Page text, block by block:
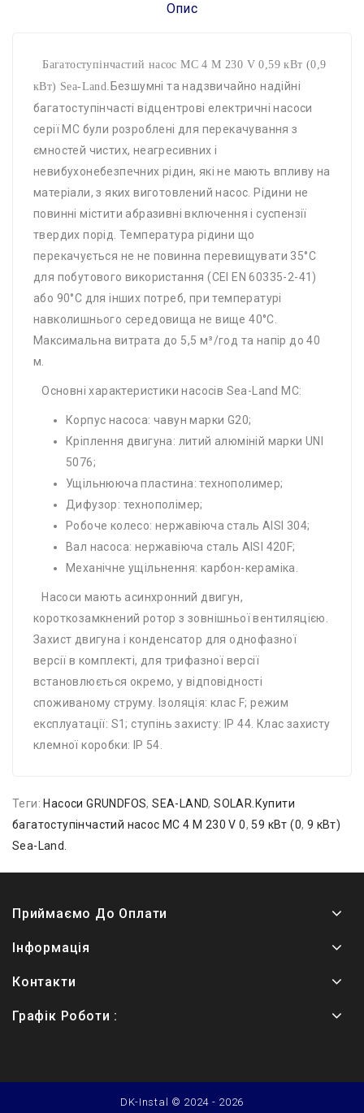
Опис
Багатоступінчастий насос MC 4 M 230 V 0,59 кВт (0,9
кВт) Sea-Land. Безшумні та надзвичайно надійні
багатоступінчасті відцентрові електричні насоси
серії MC були розроблені для перекачування з
ємностей чистих, неагресивних і
невибухонебезпечних рідин, які не мають впливу на
матеріали, з яких виготовлений насос. Рідини не
повинні містити абразивні включення і суспензії
твердих порід. Температура рідини що
перекачується не не повинна перевищувати 35°С
для побутового використання (CEI EN 60335-2-41)
або 90°С для інших потреб, при температурі
навколишнього середовища не вище 40°С.
Максимальна витрата до 5,5 м³/год та напір до 40
м.
Основні характеристики насосів Sea-Land MC:
Корпус насоса: чавун марки G20;
Кріплення двигуна: литий алюміній марки UNI
5076;
Ущільнююча пластина: технополимер;
Дифузор: технополімер;
Робоче колесо: нержавіюча сталь AISI 304;
Вал насоса: нержавіюча сталь AISI 420F;
Механічне ущільнення: карбон-кераміка.
Насоси мають асинхронний двигун,
короткозамкнений ротор з зовнішньої вентиляцією.
Захист двигуна і конденсатор для однофазної
версії в комплекті, для трифазної версії
встановлюється окремо, у відповідності
споживаному струму. Ізоляція: клас F; режим
експлуатації: S1; ступінь захисту: IP 44. Клас захисту
клемної коробки: IP 54.
Теги: Насоси GRUNDFOS,SEA-LAND,SOLAR.Купити
багатоступінчастий насос MC 4 M 230 V 0, 59 кВт (0, 9 кВт)
Sea-Land.
Приймаємо До Оплати
Інформація
Контакти
Графік Роботи :
DK-Instal © 2024 - 2026